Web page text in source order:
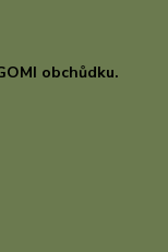
obchůdku.